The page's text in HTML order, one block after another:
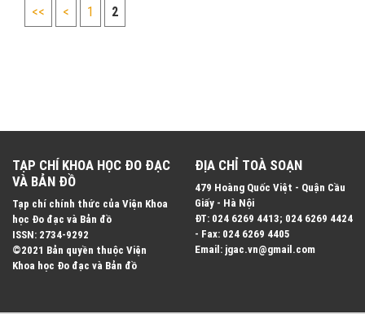
<< < 1 2
TẠP CHÍ KHOA HỌC ĐO ĐẠC
VÀ BẢN ĐỒ
Tạp chí chính thức của Viện Khoa
học Đo đạc và Bản đồ
ISSN: 2734-9292
©2021 Bản quyền thuộc Viện
Khoa học Đo đạc và Bản đồ
ĐỊA CHỈ TOÀ SOẠN
479 Hoàng Quốc Việt - Quận Cầu
Giấy - Hà Nội
ĐT: 024 6269 4413; 024 6269 4424
- Fax: 024 6269 4405
Email: jgac.vn@gmail.com